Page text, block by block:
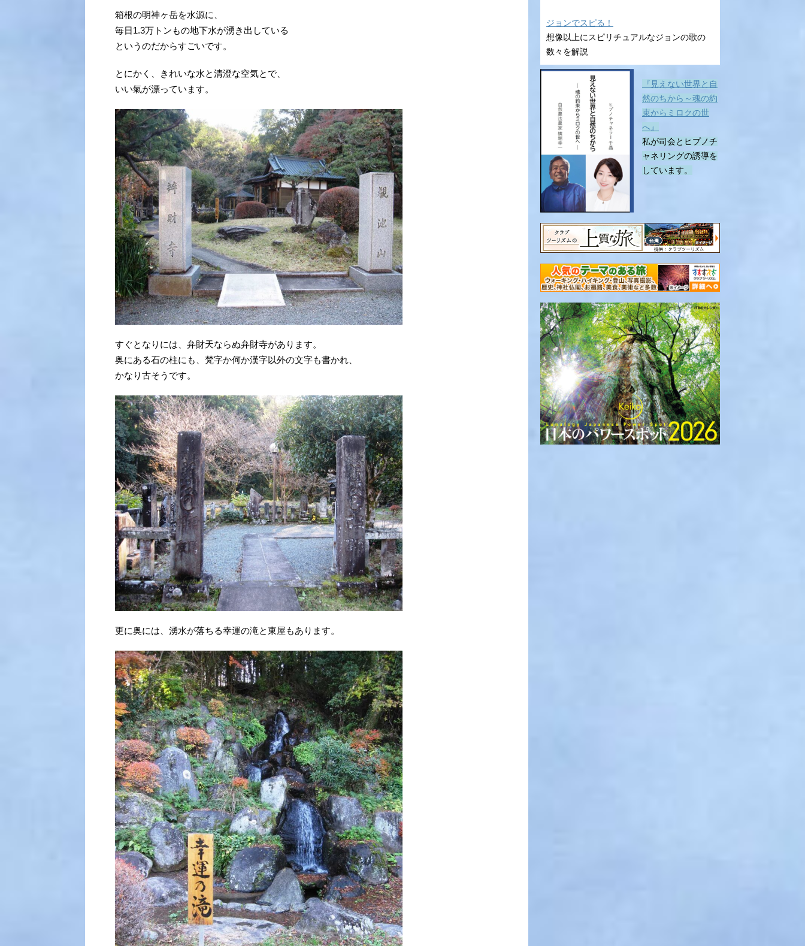
箱根の明神ヶ岳を水源に、
毎日1.3万トンもの地下水が湧き出している
というのだからすごいです。
とにかく、きれいな水と清澄な空気とで、
いい氣が漂っています。
すぐとなりには、弁財天ならぬ弁財寺があります。
奥にある石の柱にも、梵字か何か漢字以外の文字も書かれ、
かなり古そうです。
更に奥には、湧水が落ちる幸運の滝と東屋もあります。
ジョンでスピる！
想像以上にスピリチュアルなジョンの歌の
数々を解説
『見えない世界と自
然のちから～魂の約
束からミロクの世
へ』
私が司会とヒプノチ
ャネリングの誘導を
しています。